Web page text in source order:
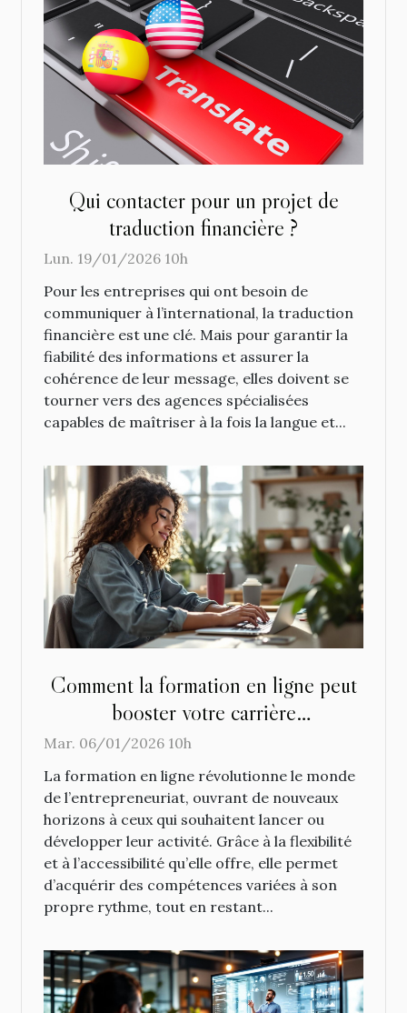
Qui contacter pour un projet de
traduction financière ?
Lun. 19/01/2026 10h
Pour les entreprises qui ont besoin de
communiquer à l’international, la traduction
financière est une clé. Mais pour garantir la
fiabilité des informations et assurer la
cohérence de leur message, elles doivent se
tourner vers des agences spécialisées
capables de maîtriser à la fois la langue et...
Comment la formation en ligne peut
booster votre carrière
entrepreneuriale ?
Mar. 06/01/2026 10h
La formation en ligne révolutionne le monde
de l’entrepreneuriat, ouvrant de nouveaux
horizons à ceux qui souhaitent lancer ou
développer leur activité. Grâce à la flexibilité
et à l’accessibilité qu’elle offre, elle permet
d’acquérir des compétences variées à son
propre rythme, tout en restant...